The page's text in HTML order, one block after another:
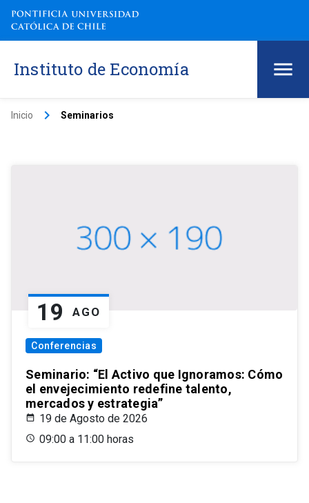
Instituto de Economía
Inicio keyboard_arrow_right Seminarios
19 AGO
Conferencias
Seminario: “El Activo que Ignoramos: Cómo
el envejecimiento redefine talento,
mercados y estrategia”
19 de Agosto de 2026
09:00 a 11:00 horas